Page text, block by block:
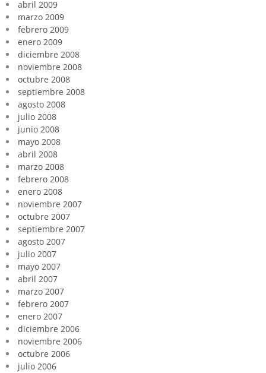
abril 2009
marzo 2009
febrero 2009
enero 2009
diciembre 2008
noviembre 2008
octubre 2008
septiembre 2008
agosto 2008
julio 2008
junio 2008
mayo 2008
abril 2008
marzo 2008
febrero 2008
enero 2008
noviembre 2007
octubre 2007
septiembre 2007
agosto 2007
julio 2007
mayo 2007
abril 2007
marzo 2007
febrero 2007
enero 2007
diciembre 2006
noviembre 2006
octubre 2006
julio 2006